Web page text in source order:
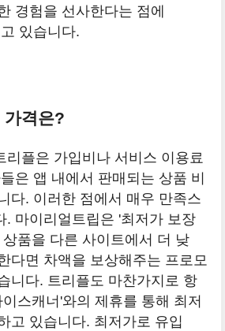
경험을 선사한다는 점에
있습니다.
가격은?
리플은 가입비나 서비스 이용료
은 앱 내에서 판매되는 상품 비
다. 이러한 점에서 매우 만족스
. 마이리얼트립은 '최저가 보장
품을 다른 사이트에서 더 낮
다면 차액을 보상해주는 프로모
니다. 트리플도 마찬가지로 항
스캐너'와의 제휴를 통해 최저
고 있습니다. 최저가로 유입